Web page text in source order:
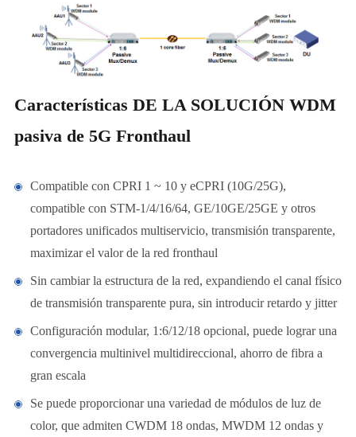
Características DE LA SOLUCIÓN WDM
pasiva de 5G Fronthaul
Compatible con CPRI 1 ~ 10 y eCPRI (10G/25G),
compatible con STM-1/4/16/64, GE/10GE/25GE y otros
portadores unificados multiservicio, transmisión transparente,
maximizar el valor de la red fronthaul
Sin cambiar la estructura de la red, expandiendo el canal físico
de transmisión transparente pura, sin introducir retardo y jitter
Configuración modular, 1:6/12/18 opcional, puede lograr una
convergencia multinivel multidireccional, ahorro de fibra a
gran escala
Se puede proporcionar una variedad de módulos de luz de
color, que admiten CWDM 18 ondas, MWDM 12 ondas y